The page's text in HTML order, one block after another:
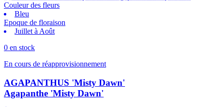
Couleur des fleurs
Bleu
Epoque de floraison
Juillet à Août
0 en stock
En cours de réapprovisionnement
AGAPANTHUS 'Misty Dawn'
Agapanthe 'Misty Dawn'